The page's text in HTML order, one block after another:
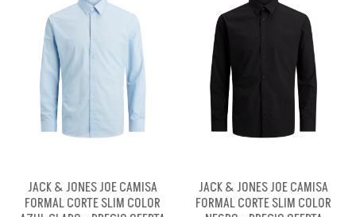
JACK & JONES JOE CAMISA
FORMAL CORTE SLIM COLOR
JACK & JONES JOE CAMISA
FORMAL CORTE SLIM COLOR